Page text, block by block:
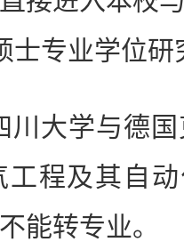
士专业学位
大学与德国
工程及其自
能转专业。